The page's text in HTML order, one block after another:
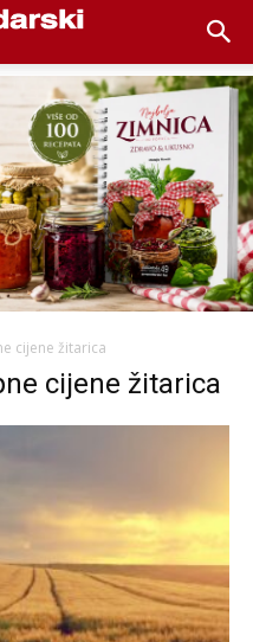
cijene žitarica
cijene žitarica